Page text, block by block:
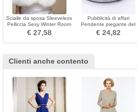
Scialle da sposa Sleeveless
Pelliccia Sexy Winter Room
€ 27,58
Pubblicità di affari
Pendente piegante del
metallo di grado superiore
portatile all'ingrosso
€ 24,82
Clienti anche contento